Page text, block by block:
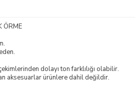
ÖRME
dolayı ton farklılığı olabilir.
aksesuarlar ürünlere dahil değildir.